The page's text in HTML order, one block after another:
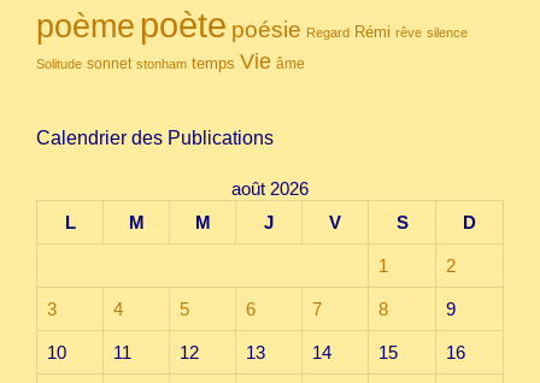
poème poète poésie Regard Rémi rêve silence
Solitude sonnet stonham temps Vie âme
Calendrier des Publications
août 2026
L
M M J V S D
1 2
3 4 5 6 7 8 9
10 11 12 13 14 15 16